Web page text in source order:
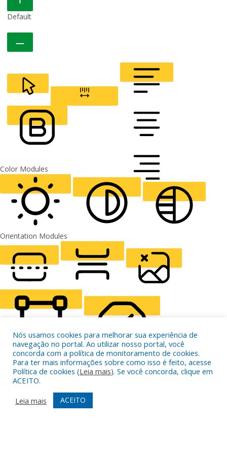
Default
CURSOR
ALIGN TEXT
FONT WEIGHT
Color Modules
LIGHT CONTRAST HIGH CONTRAST
Orientation Modules
READING LINE READING MASK HIDE IMAGES
HIGHLIGHT CONTENT STOP ANIMATIONS
Nós usamos cookies para melhorar sua experiência de
navegação no portal. Ao utilizar nosso portal, você
concorda com a política de monitoramento de cookies.
Para ter mais informações sobre como isso é feito, acesse
Política de cookies (Leia mais). Se você concorda, clique em
ACEITO.
Leia mais
ACEITO